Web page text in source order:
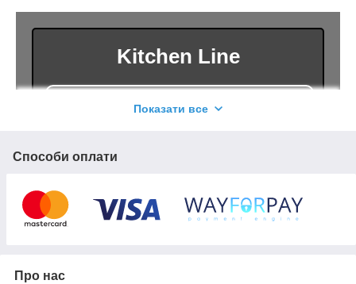
Kitchen Line
Показати все
Способи оплати
Про нас